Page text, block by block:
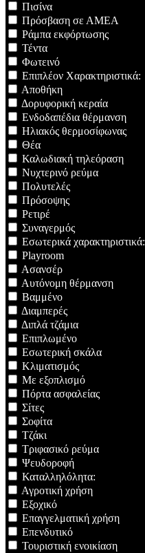
Πισίνα
Πρόσβαση σε ΑΜΕΑ
Ράμπα εκφόρτωσης
Τέντα
Φωτεινό
Επιπλέον Χαρακτηριστικά:
Αποθήκη
Δορυφορική κεραία
Ενδοδαπέδια θέρμανση
Ηλιακός θερμοσίφωνας
Θέα
Καλωδιακή τηλεόραση
Νυχτερινό ρεύμα
Πολυτελές
Πρόσοψης
Ρετιρέ
Συναγερμός
Εσωτερικά χαρακτηριστικά:
Playroom
Ασανσέρ
Αυτόνομη θέρμανση
Βαμμένο
Διαμπερές
Διπλά τζάμια
Επιπλωμένο
Εσωτερική σκάλα
Κλιματισμός
Με εξοπλισμό
Πόρτα ασφαλείας
Σίτες
Σοφίτα
Τζάκι
Τριφασικό ρεύμα
Ψευδοροφή
Καταλληλόλητα:
Αγροτική χρήση
Εξοχικό
Επαγγελματική χρήση
Επενδυτικό
Τουριστική ενοικίαση